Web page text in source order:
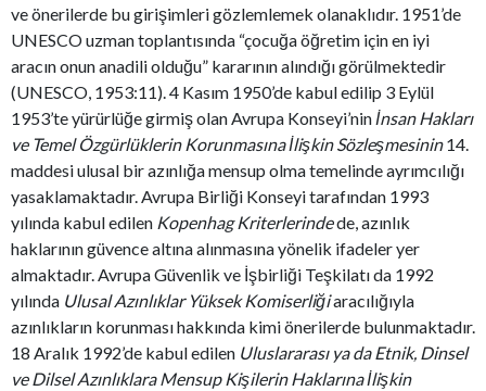
ve önerilerde bu girişimleri gözlemlemek olanaklıdır. 1951’de
UNESCO uzman toplantısında “çocuğa öğretim için en iyi
aracın onun anadili olduğu” kararının alındığı görülmektedir
(UNESCO, 1953:11). 4 Kasım 1950’de kabul edilip 3 Eylül
1953’te yürürlüğe girmiş olan Avrupa Konseyi’nin İnsan Hakları
ve Temel Özgürlüklerin Korunmasına İlişkin Sözleşmesinin14.
maddesi ulusal bir azınlığa mensup olma temelinde ayrımcılığı
yasaklamaktadır. Avrupa Birliği Konseyi tarafından 1993
yılında kabul edilen Kopenhag Kriterlerindede, azınlık
haklarının güvence altına alınmasına yönelik ifadeler yer
almaktadır. Avrupa Güvenlik ve İşbirliği Teşkilatı da 1992
yılında Ulusal Azınlıklar Yüksek Komiserliğiaracılığıyla
azınlıkların korunması hakkında kimi önerilerde bulunmaktadır.
18 Aralık 1992’de kabul edilen Uluslararası ya da Etnik, Dinsel
ve Dilsel Azınlıklara Mensup Kişilerin Haklarına İlişkin